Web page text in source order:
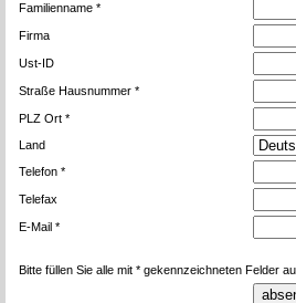
Familienname *
Firma
Ust-ID
Straße Hausnummer *
PLZ Ort *
Land
Telefon *
Telefax
E-Mail *
Bitte füllen Sie alle mit * gekennzeichneten Felder